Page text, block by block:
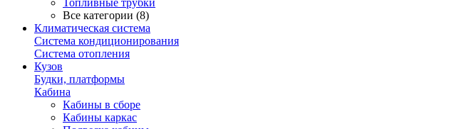
Топливные трубки
Все категории (8)
Климатическая система
Система кондиционирования
Система отопления
Кузов
Будки, платформы
Кабина
Кабины в сборе
Кабины каркас